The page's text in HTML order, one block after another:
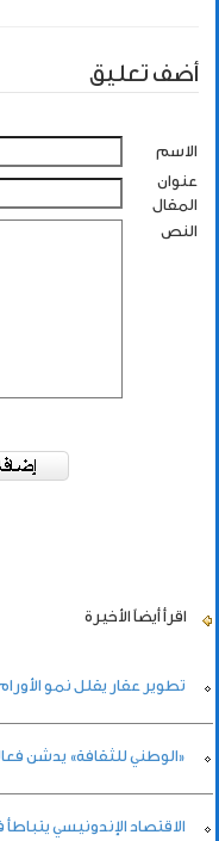
أضف تعليق
الاسم
عنوان
المقال
النص
اقرأ أيضاً الأخيرة
تطوير عقار يقلل نمو
«الوطني للثقافة» يدشن
الاقتصاد الإندونيسي